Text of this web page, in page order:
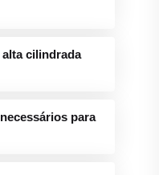
cilindrada
para